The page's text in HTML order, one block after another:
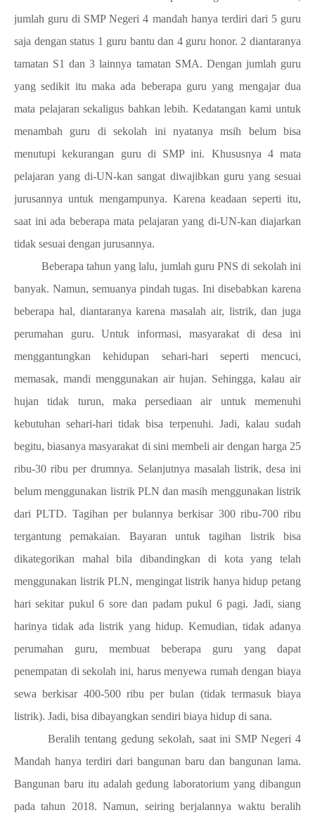
jumlah guru di SMP Negeri 4 mandah hanya terdiri dari 5 guru
saja dengan status 1 guru bantu dan 4 guru honor. 2 diantaranya
tamatan S1 dan 3 lainnya tamatan SMA. Dengan jumlah guru
yang sedikit itu maka ada beberapa guru yang mengajar dua
mata pelajaran sekaligus bahkan lebih. Kedatangan kami untuk
menambah guru di sekolah ini nyatanya msih belum bisa
menutupi kekurangan guru di SMP ini. Khususnya 4 mata
pelajaran yang di-UN-kan sangat diwajibkan guru yang sesuai
jurusannya untuk mengampunya. Karena keadaan seperti itu,
saat ini ada beberapa mata pelajaran yang di-UN-kan diajarkan
tidak sesuai dengan jurusannya.
Beberapa tahun yang lalu, jumlah guru PNS di sekolah ini
banyak. Namun, semuanya pindah tugas. Ini disebabkan karena
beberapa hal, diantaranya karena masalah air, listrik, dan juga
perumahan guru. Untuk informasi, masyarakat di desa ini
menggantungkan kehidupan sehari-hari seperti mencuci,
memasak, mandi menggunakan air hujan. Sehingga, kalau air
hujan tidak turun, maka persediaan air untuk memenuhi
kebutuhan sehari-hari tidak bisa terpenuhi. Jadi, kalau sudah
begitu, biasanya masyarakat di sini membeli air dengan harga 25
ribu-30 ribu per drumnya. Selanjutnya masalah listrik, desa ini
belum menggunakan listrik PLN dan masih menggunakan listrik
dari PLTD. Tagihan per bulannya berkisar 300 ribu-700 ribu
tergantung pemakaian. Bayaran untuk tagihan listrik bisa
dikategorikan mahal bila dibandingkan di kota yang telah
menggunakan listrik PLN, mengingat listrik hanya hidup petang
hari sekitar pukul 6 sore dan padam pukul 6 pagi. Jadi, siang
harinya tidak ada listrik yang hidup. Kemudian, tidak adanya
perumahan guru, membuat beberapa guru yang dapat
penempatan di sekolah ini, harus menyewa rumah dengan biaya
sewa berkisar 400-500 ribu per bulan (tidak termasuk biaya
listrik). Jadi, bisa dibayangkan sendiri biaya hidup di sana.
Beralih tentang gedung sekolah, saat ini SMP Negeri 4
Mandah hanya terdiri dari bangunan baru dan bangunan lama.
Bangunan baru itu adalah gedung laboratorium yang dibangun
pada tahun 2018. Namun, seiring berjalannya waktu beralih